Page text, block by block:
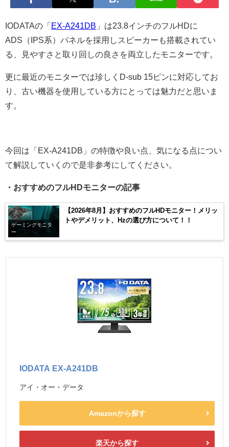
IODATAの「 EX-A241DB 」は23.8インチのフルHDに
ADS（IPS系）パネルを採用しスピーカーも搭載されてい
る、見やすさと取り回しの良さを両立したモニターです。
更に最近のモニターでは珍しくD-sub 15ピンに対応してお
り、古い機器を使用している方にとっては魅力だと思いま
す。
今回は「EX-A241DB」の特徴や良い点、気になる点につい
て解説していくので是非参考にしてください。
・おすすめのフルHDモニターの記事
ゲーミングモニタ
ー
【2026年8月】おすすめのフルHDモニター！メリッ
トやデメリット、Hzの選び方について！！
IODATA EX-A241DB
アイ・オー・データ
Amazonから探す
楽天から探す